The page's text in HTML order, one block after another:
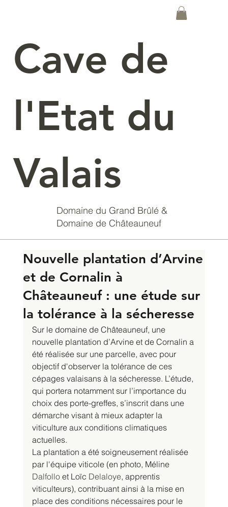
Cave de
l'Etat du
Valais
Domaine du Grand Brûlé &
Domaine de Châteauneuf
Nouvelle plantation d’Arvine
et de Cornalin à
Châteauneuf : une étude sur
la tolérance à la sécheresse
Sur le domaine de Châteauneuf, une
nouvelle plantation d’Arvine et de Cornalin a
été réalisée sur une parcelle, avec pour
objectif d'observer la tolérance de ces
cépages valaisans à la sécheresse. L’étude,
qui portera notamment sur l’importance du
choix des porte-greffes, s’inscrit dans une
démarche visant à mieux adapter la
viticulture aux conditions climatiques
actuelles.
La plantation a été soigneusement réalisée
par l'équipe viticole (en photo, Méline
Dalfollo et Loïc Delaloye, apprentis
viticulteurs), contribuant ainsi à la mise en
place des conditions nécessaires pour le